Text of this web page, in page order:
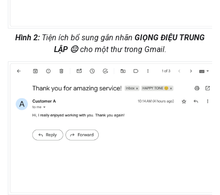
Hình 2: Tiện ích bổ sung gắn nhãn GIỌNG ĐIỆU TRUNG
LẬP 😐cho một thư trong Gmail.